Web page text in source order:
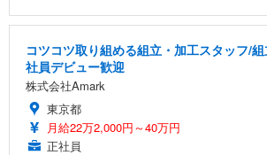
コツコツ取り組める組立・加工スタッフ/
社員デビュー歓迎
株式会社Amark
東京都
月給22万2,000円～40万円
正社員